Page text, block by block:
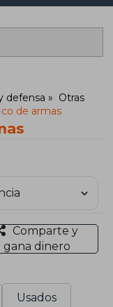
defensa
Otras
de armas
Comparte y
gana dinero
Usados